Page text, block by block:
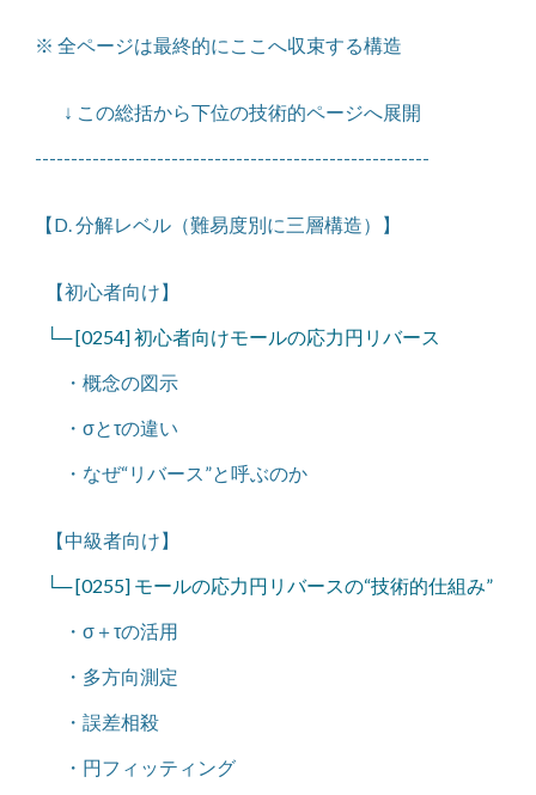
※ 全ページは最終的にここへ収束する構造
↓ この総括から下位の技術的ページへ展開
-------------------------------------------------------
【D. 分解レベル（難易度別に三層構造）】
【初心者向け】
└─ [0254] 初心者向けモールの応力円リバース
・概念の図示
・σとτの違い
・なぜ“リバース”と呼ぶのか
【中級者向け】
└─ [0255] モールの応力円リバースの“技術的仕組み”
・σ＋τの活用
・多方向測定
・誤差相殺
・円フィッティング